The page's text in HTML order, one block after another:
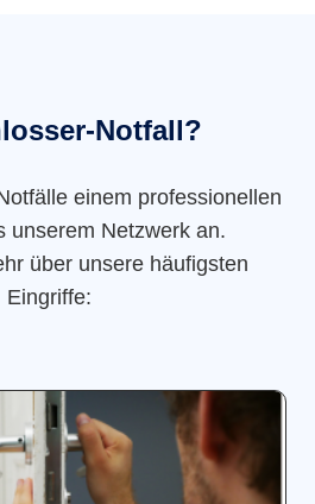
Notfall?
einem professionellen
unserem Netzwerk an.
über unsere häufigsten
Eingriffe: